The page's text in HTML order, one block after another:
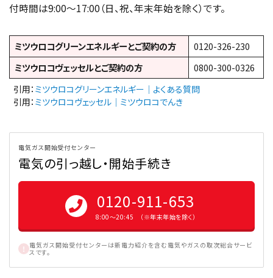
付時間は9:00〜17:00（日、祝、年末年始を除く）です。
ミツウロコグリーンエネルギーとご契約の方
0120-326-230
ミツウロコヴェッセルとご契約の方
0800-300-0326
引用： ミツウロコグリーンエネルギー｜よくある質問
引用： ミツウロコヴェッセル｜ミツウロコでんき
電気ガス開始受付センター
電気の引っ越し・開始手続き
0120-911-653
8:00〜20:45 （※年末年始を除く）
電気ガス開始受付センターは新電力紹介を含む電気やガスの取次総合サービ
スです。